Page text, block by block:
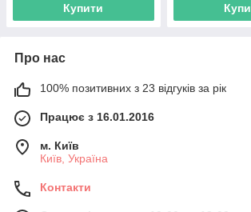
Купити
Про нас
100% позитивних з 23 відгуків за рік
Працює з 16.01.2016
м. Київ
Київ, Україна
Контакти